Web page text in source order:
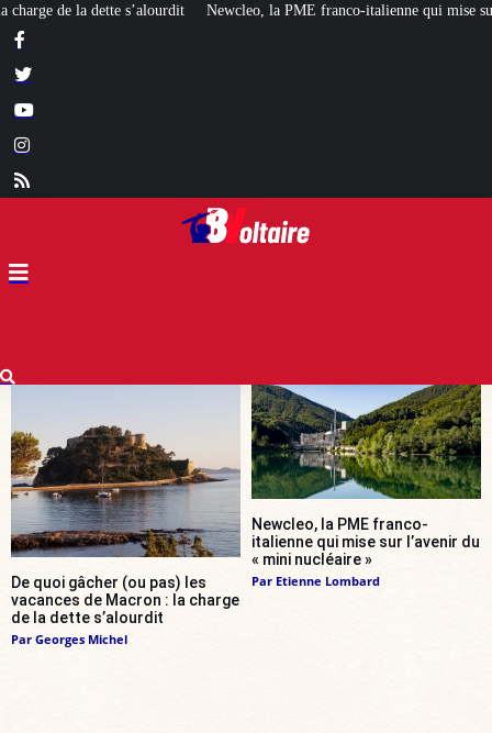
la PME franco-italienne qui mise sur l’avenir du « mini nucléaire » Face
De quoi gâcher (ou pas) les
vacances de Macron : la charge
de la dette s’alourdit
Par Georges Michel
Newcleo, la PME franco-
italienne qui mise sur l’avenir du
« mini nucléaire »
Par Etienne Lombard